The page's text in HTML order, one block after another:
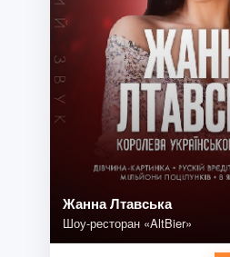
Жанна Лтавська
Шоу-ресторан «AltBier»